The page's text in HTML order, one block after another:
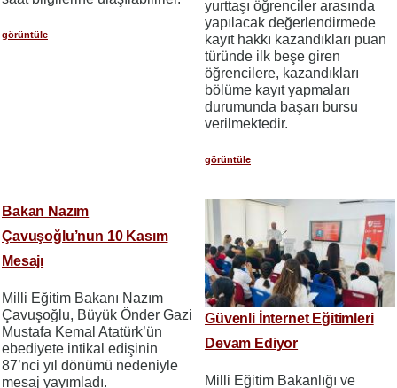
görüntüle
yurttaşı öğrenciler arasında
yapılacak değerlendirmede
kayıt hakkı kazandıkları puan
türünde ilk beşe giren
öğrencilere, kazandıkları
bölüme kayıt yapmaları
durumunda başarı bursu
verilmektedir.
görüntüle
Bakan Nazım
Çavuşoğlu’nun 10 Kasım
Mesajı
Milli Eğitim Bakanı Nazım
Çavuşoğlu, Büyük Önder Gazi
Mustafa Kemal Atatürk’ün
ebediyete intikal edişinin
87’nci yıl dönümü nedeniyle
mesaj yayımladı.
Güvenli İnternet Eğitimleri
Devam Ediyor
Milli Eğitim Bakanlığı ve